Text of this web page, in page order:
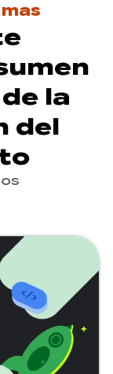
la
del